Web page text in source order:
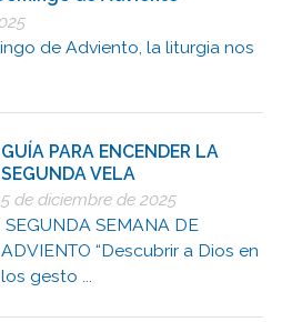
de Adviento, la liturgia nos
GUÍA PARA ENCENDER LA
SEGUNDA VELA
5 de diciembre de 2025
SEGUNDA SEMANA DE
ADVIENTO “Descubrir a Dios en
los gesto ...